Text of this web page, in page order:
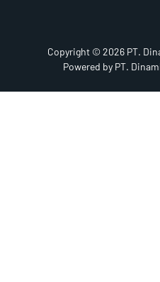
Copyright © 2026 PT.
Powered by PT.